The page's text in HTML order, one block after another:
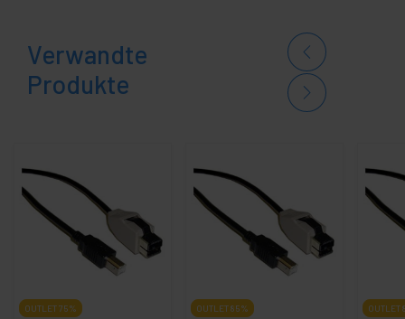
Verwandte
Produkte
OUTLET75% OUTLET85% OUTLET